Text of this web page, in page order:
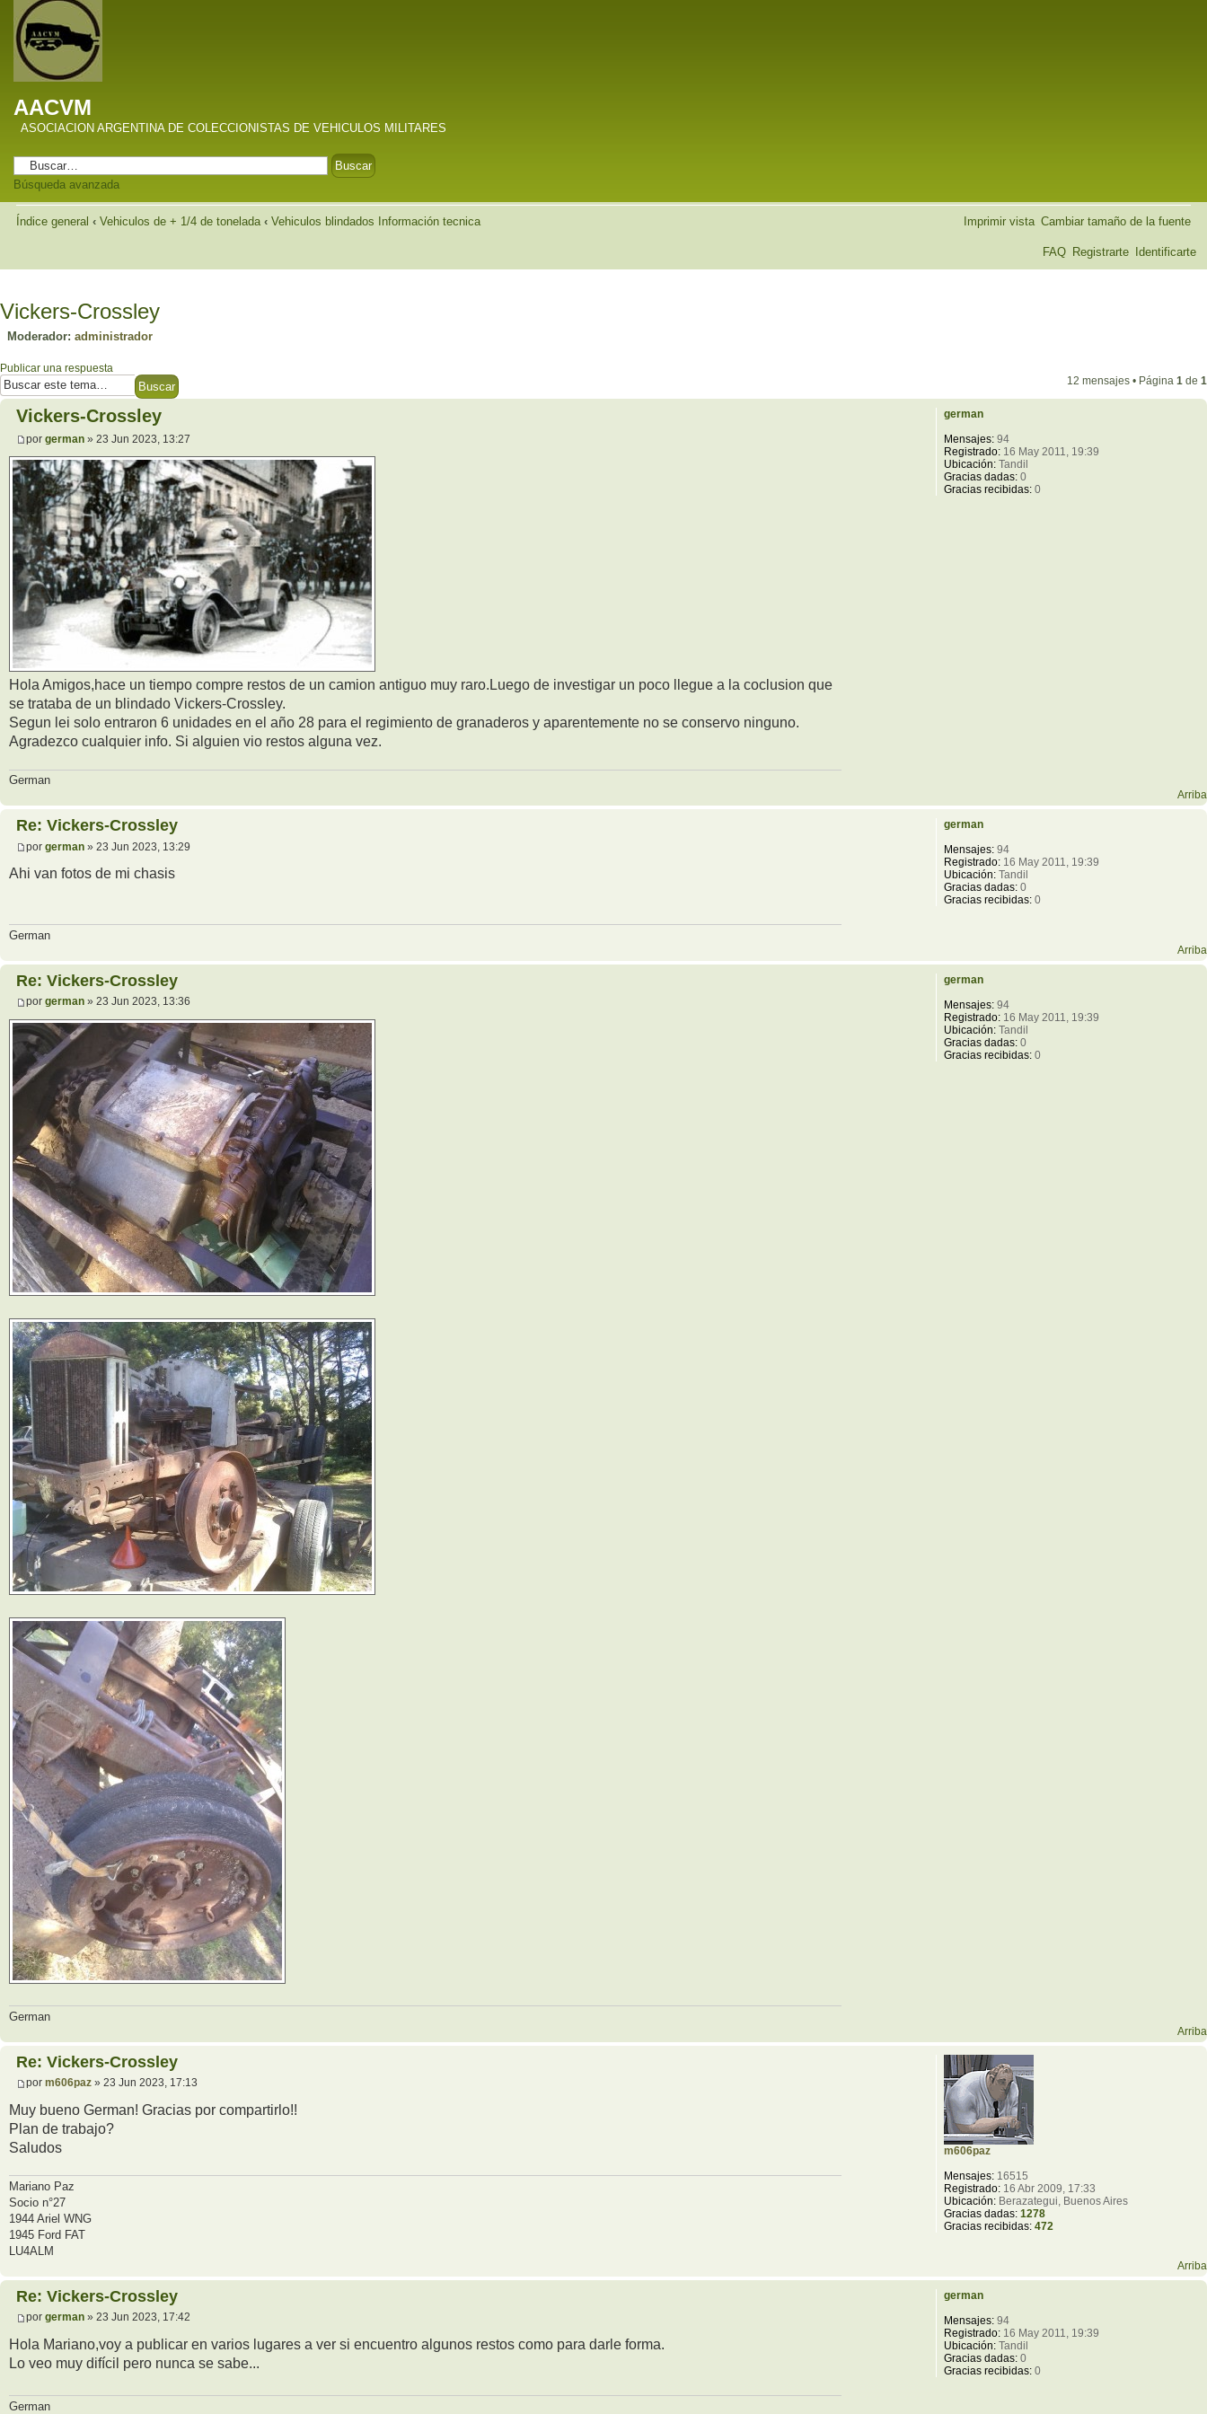
AACVM
ASOCIACION ARGENTINA DE COLECCIONISTAS DE VEHICULOS MILITARES
Búsqueda avanzada
Índice general ‹ Vehiculos de + 1/4 de tonelada ‹ Vehiculos blindados Información tecnica Cambiar tamaño de la fuente
Imprimir vista
FAQ Registrarte Identificarte
Vickers-Crossley
Moderador: administrador
Publicar una respuesta
12 mensajes • Página 1 de 1
Vickers-Crossley
por german » 23 Jun 2023, 13:27
Hola Amigos,hace un tiempo compre restos de un camion antiguo muy raro.Luego de investigar un poco llegue a la coclusion que
se trataba de un blindado Vickers-Crossley.
Segun lei solo entraron 6 unidades en el año 28 para el regimiento de granaderos y aparentemente no se conservo ninguno.
Agradezco cualquier info. Si alguien vio restos alguna vez.
German
german
Mensajes:94
Registrado:16 May 2011, 19:39
Ubicación:Tandil
Gracias dadas:0
Gracias recibidas:0
Arriba
Re: Vickers-Crossley
por german » 23 Jun 2023, 13:29
Ahi van fotos de mi chasis
German
german
Mensajes:94
Registrado:16 May 2011, 19:39
Ubicación:Tandil
Gracias dadas:0
Gracias recibidas:0
Arriba
Re: Vickers-Crossley
por german » 23 Jun 2023, 13:36
German
german
Mensajes:94
Registrado:16 May 2011, 19:39
Ubicación:Tandil
Gracias dadas:0
Gracias recibidas:0
Arriba
Re: Vickers-Crossley
por m606paz » 23 Jun 2023, 17:13
Muy bueno German! Gracias por compartirlo!!
Plan de trabajo?
Saludos
Mariano Paz
Socio n°27
1944 Ariel WNG
1945 Ford FAT
LU4ALM
m606paz
Mensajes:16515
Registrado:16 Abr 2009, 17:33
Ubicación:Berazategui, Buenos Aires
Gracias dadas: 1278
Gracias recibidas: 472
Arriba
Re: Vickers-Crossley
por german » 23 Jun 2023, 17:42
Hola Mariano,voy a publicar en varios lugares a ver si encuentro algunos restos como para darle forma.
Lo veo muy difícil pero nunca se sabe...
German
german
Mensajes:94
Registrado:16 May 2011, 19:39
Ubicación:Tandil
Gracias dadas:0
Gracias recibidas:0